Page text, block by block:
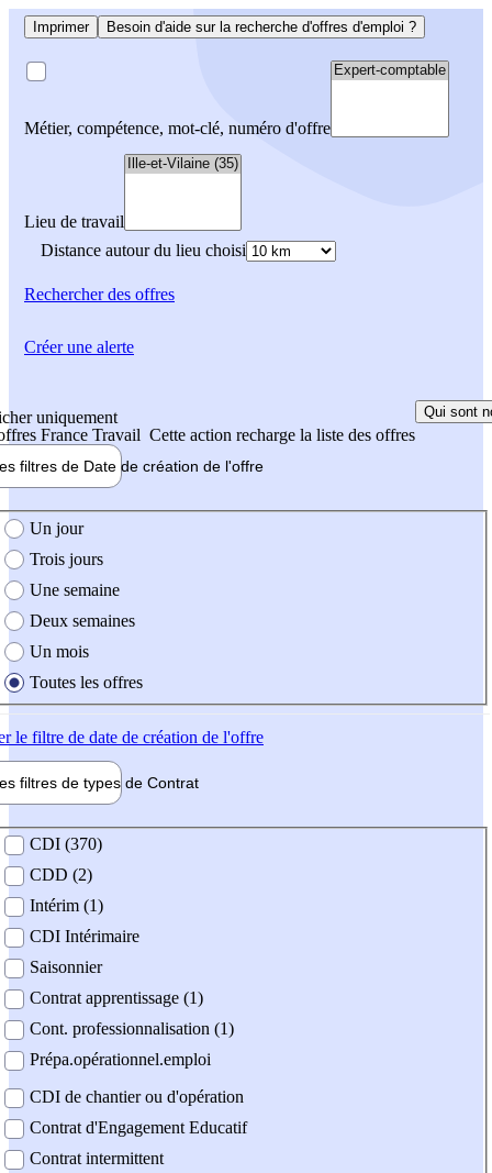
Imprimer Besoin d'aide sur la recherche d'offres d'emploi ?
Métier, compétence, mot-clé, numéro d'offre
Lieu de travail
Distance autour du lieu choisi
Rechercherdes offres
uniquement
France Travail Cette action recharge la liste des offres
Qui sont
filtres de Date de création de l'offre
création de l'offre
Un jour
Trois jours
Une semaine
Deux semaines
Un mois
Toutes les offres
le filtre de date de création de l'offre
filtres de types de Contrat
contrat
CDI (370)
CDD (2)
Intérim (1)
CDI Intérimaire
Saisonnier
Contrat apprentissage (1)
Cont. professionnalisation (1)
Prépa.opérationnel.emploi
CDI de chantier ou d'opération
Contrat d'Engagement Educatif
Contrat intermittent
Créer une alerte